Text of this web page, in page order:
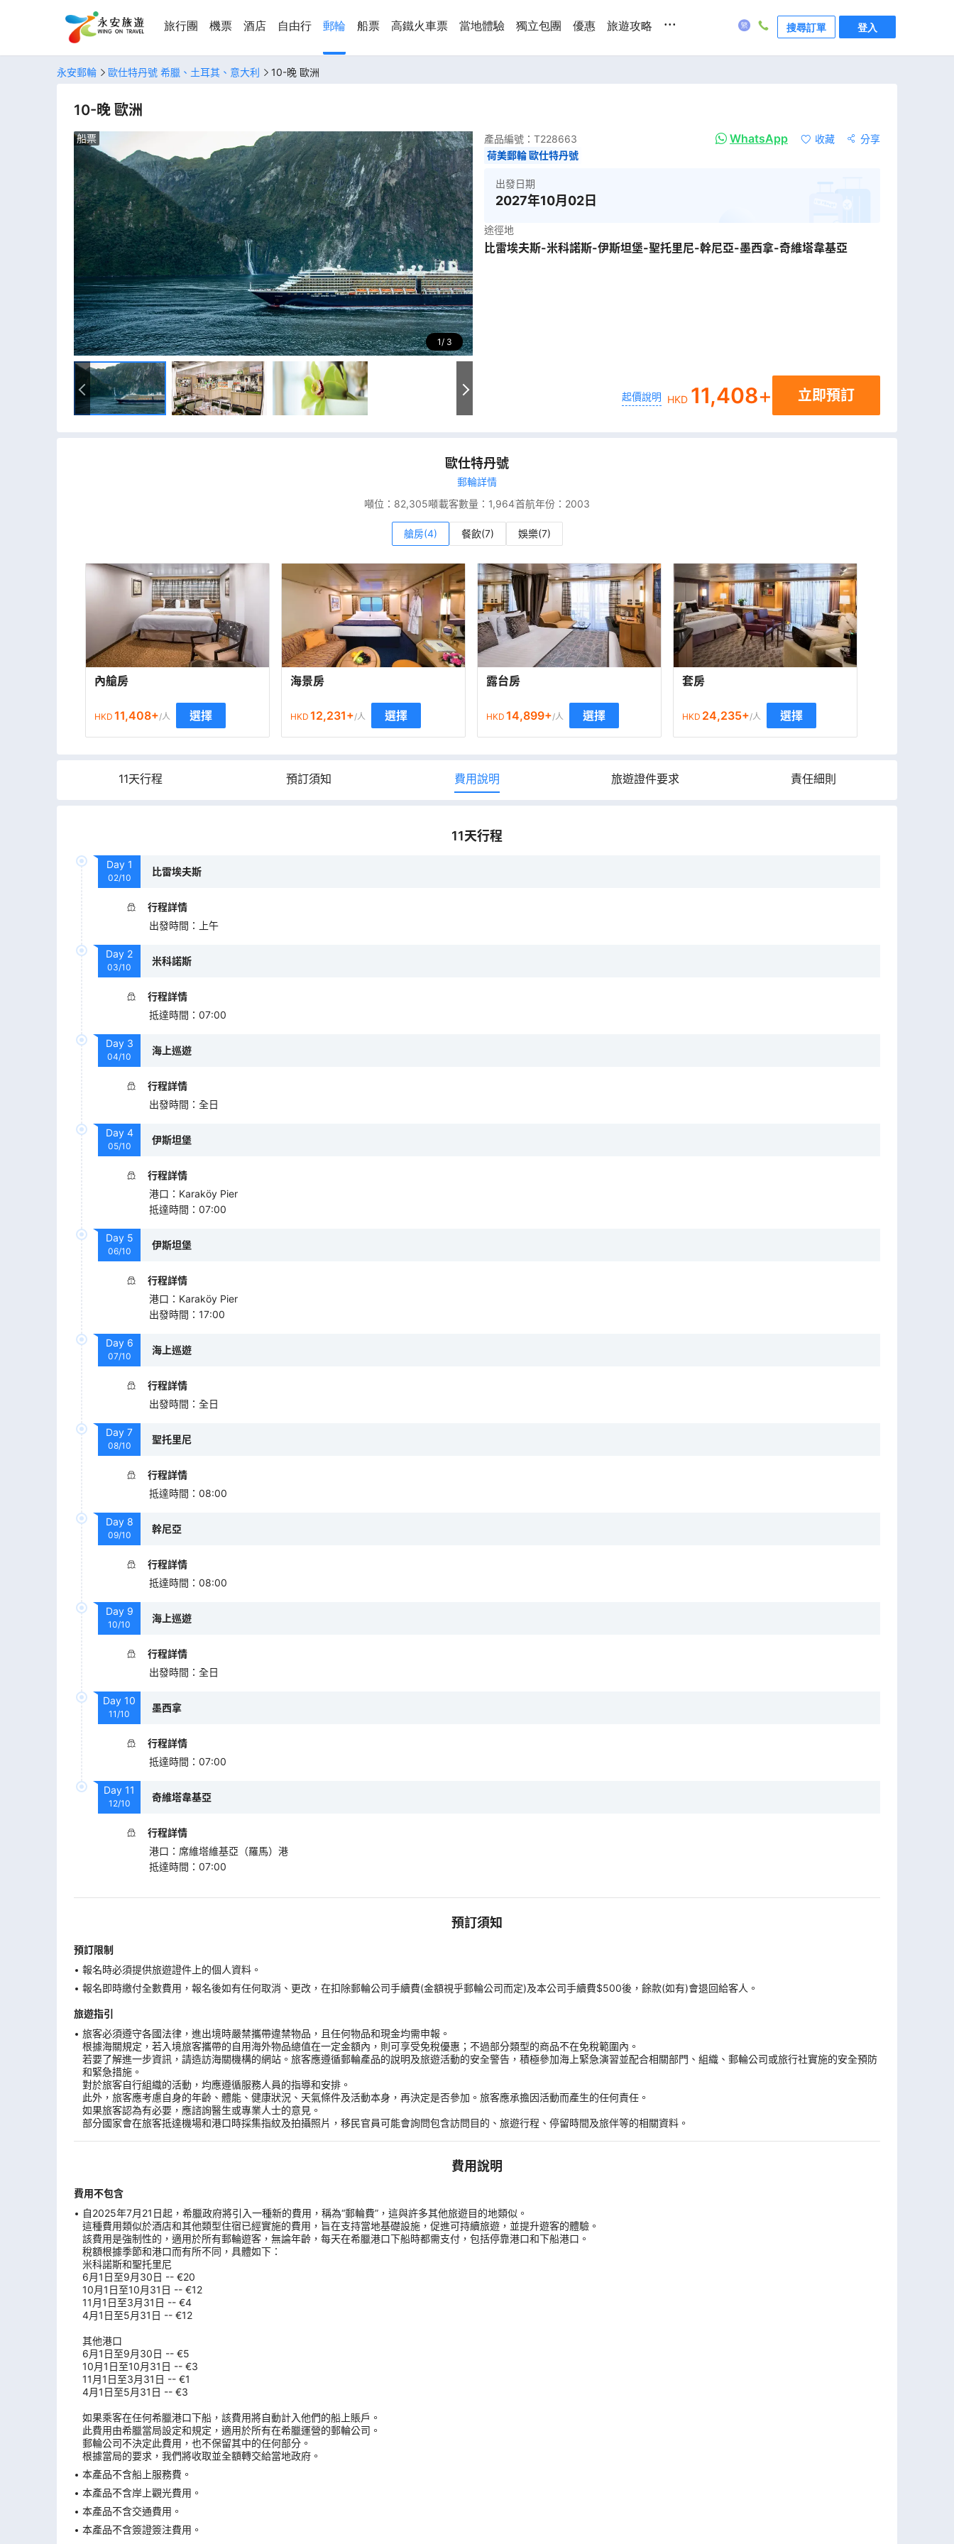
旅行團 機票 酒店 自由行 郵輪 船票 高鐵火車票 當地體驗 獨立包團 優惠 旅遊攻略 ... 搜尋訂單 登入
永安郵輪 歐仕特丹號 希臘、土耳其、意大利 10-晚 歐洲
10-晚 歐洲
1 3
船票 產品編號： T228663 WhatsApp 收藏
分享
荷美郵輪 歐仕特丹號
出發日期
2027年10月02日
途徑地
比雷埃夫斯-米科諾斯-伊斯坦堡-聖托里尼-幹尼亞-墨西拿-奇維塔韋基亞
起價說明 HKD 11,408+ 立即預訂
歐仕特丹號
郵輪詳情
噸位： 82,305噸載客數量： 1,964首航年份： 2003
艙房(4) 餐飲(7) 娛樂(7)
內艙房
HKD 11,408+/人 選擇
海景房
HKD 12,231+/人 選擇
露台房
HKD 14,899+/人 選擇
套房
HKD 24,235+/人 選擇
11天行程 預訂須知 費用說明 旅遊證件要求 責任細則
11天行程
Day 1
02/10
比雷埃夫斯
行程詳情
出發時間 ： 上午
Day 2
03/10
米科諾斯
行程詳情
抵達時間 ： 07:00
Day 3
04/10
海上巡遊
行程詳情
出發時間 ： 全日
Day 4
05/10
伊斯坦堡
行程詳情
港口 ： Karaköy Pier
抵達時間 ： 07:00
Day 5
06/10
伊斯坦堡
行程詳情
港口 ： Karaköy Pier
出發時間 ： 17:00
Day 6
07/10
海上巡遊
行程詳情
出發時間 ： 全日
Day 7
08/10
聖托里尼
行程詳情
抵達時間 ： 08:00
Day 8
09/10
幹尼亞
行程詳情
抵達時間 ： 08:00
Day 9
10/10
海上巡遊
行程詳情
出發時間 ： 全日
Day 10
11/10
墨西拿
行程詳情
抵達時間 ： 07:00
Day 11
12/10
奇維塔韋基亞
行程詳情
港口 ： 席維塔維基亞（羅馬）港
抵達時間 ： 07:00
預訂須知
預訂限制
報名時必須提供旅遊證件上的個人資料。
報名即時繳付全數費用，報名後如有任何取消、更改，在扣除郵輪公司手續費(金額視乎郵輪公司而定)及本公司手續費$500後，餘款(如有)會退回給客人。
旅遊指引
旅客必須遵守各國法律，進出境時嚴禁攜帶違禁物品，且任何物品和現金均需申報。
根據海關規定，若入境旅客攜帶的自用海外物品總值在一定金額內，則可享受免稅優惠；不過部分類型的商品不在免稅範圍內。
若要了解進一步資訊，請造訪海關機構的網站。旅客應遵循郵輪產品的說明及旅遊活動的安全警告，積極參加海上緊急演習並配合相關部門、組織、郵輪公司或旅行社實施的安全預防
和緊急措施。
對於旅客自行組織的活動，均應遵循服務人員的指導和安排。
此外，旅客應考慮自身的年齡、體能、健康狀況、天氣條件及活動本身，再決定是否參加。旅客應承擔因活動而產生的任何責任。
如果旅客認為有必要，應諮詢醫生或專業人士的意見。
部分國家會在旅客抵達機場和港口時採集指紋及拍攝照片，移民官員可能會詢問包含訪問目的、旅遊行程、停留時間及旅伴等的相關資料。
費用說明
費用不包含
自2025年7月21日起，希臘政府將引入一種新的費用，稱為“郵輪費”，這與許多其他旅遊目的地類似。
這種費用類似於酒店和其他類型住宿已經實施的費用，旨在支持當地基礎設施，促進可持續旅遊，並提升遊客的體驗。
該費用是強制性的，適用於所有郵輪遊客，無論年齡，每天在希臘港口下船時都需支付，包括停靠港口和下船港口。
稅額根據季節和港口而有所不同，具體如下：
米科諾斯和聖托里尼
6月1日至9月30日 -- €20
10月1日至10月31日 -- €12
11月1日至3月31日 -- €4
4月1日至5月31日 -- €12
其他港口
6月1日至9月30日 -- €5
10月1日至10月31日 -- €3
11月1日至3月31日 -- €1
4月1日至5月31日 -- €3
如果乘客在任何希臘港口下船，該費用將自動計入他們的船上賬戶。
此費用由希臘當局設定和規定，適用於所有在希臘運營的郵輪公司。
郵輪公司不決定此費用，也不保留其中的任何部分。
根據當局的要求，我們將收取並全額轉交給當地政府。
本產品不含船上服務費。
本產品不含岸上觀光費用。
本產品不含交通費用。
本產品不含簽證簽注費用。